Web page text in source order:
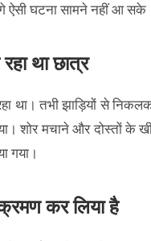
ऐसी घटना सामने नहीं आ
था छात्र
था। तभी झाड़ियों से
शोर मचाने और दोस्तों के
गया।
कर लिया है